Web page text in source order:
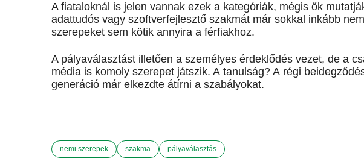
A fiataloknál is jelen vannak ezek a kategóriák, mégis ők
adattudós vagy szoftverfejlesztő szakmát már sokkal inkább
szerepeket sem kötik annyira a férfiakhoz.
A pályaválasztást illetően a személyes érdeklődés vezet, de a
média is komoly szerepet játszik. A tanulság? A régi
generáció már elkezdte átírni a szabályokat.
nemi szerepek szakma pályaválasztás